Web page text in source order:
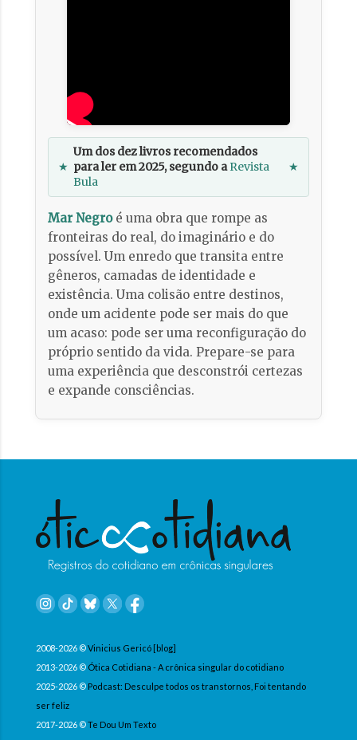
★
Um dos dez livros recomendados
para ler em 2025, segundo aRevista
Bula
★
Mar Negroé uma obra que rompe as
fronteiras do real, do imaginário e do
possível. Um enredo que transita entre
gêneros, camadas de identidade e
existência. Uma colisão entre destinos,
onde um acidente pode ser mais do que
um acaso: pode ser uma reconfiguração do
próprio sentido da vida. Prepare-se para
uma experiência que desconstrói certezas
e expande consciências.
2008-2026 ©Vinicius Gericó [blog]
2013-2026 © Ótica Cotidiana - A crônica singular do cotidiano
2025-2026 © Podcast: Desculpe todos os transtornos, Foi tentando
ser feliz
2017-2026 ©Te Dou Um Texto